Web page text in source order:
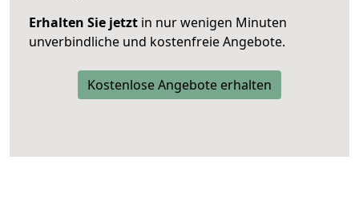
Erhalten Sie jetzt in nur wenigen Minuten
unverbindliche und kostenfreie Angebote.
Kostenlose Angebote erhalten